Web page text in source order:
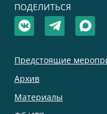
ПОДЕЛИТЬСЯ
Предстоящие
Архив
Материалы